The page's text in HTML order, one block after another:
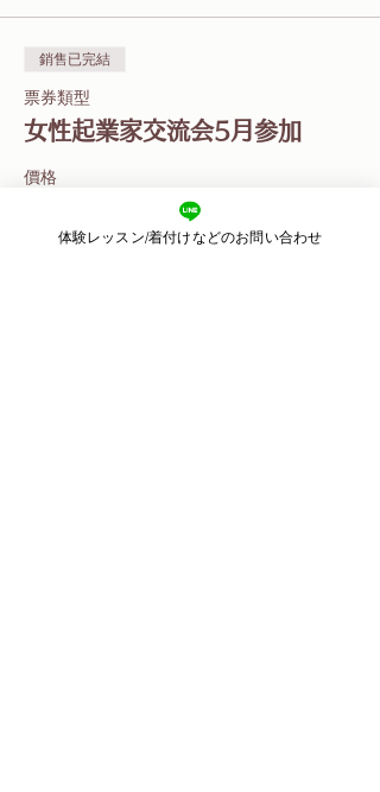
銷售已完結
票券類型
女性起業家交流会5月参加
價格
体験レッスン/着付けなどのお問い合わせ